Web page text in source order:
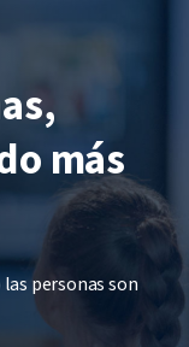
más
personas son